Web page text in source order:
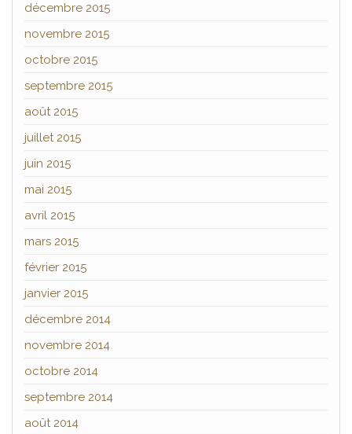
décembre 2015
novembre 2015
octobre 2015
septembre 2015
août 2015
juillet 2015
juin 2015
mai 2015
avril 2015
mars 2015
février 2015
janvier 2015
décembre 2014
novembre 2014
octobre 2014
septembre 2014
août 2014